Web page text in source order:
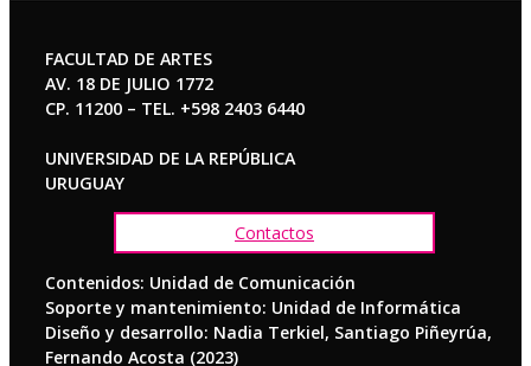
FACULTAD DE ARTES
AV. 18 DE JULIO 1772
CP. 11200 – TEL. +598 2403 6440
UNIVERSIDAD DE LA REPÚBLICA
URUGUAY
Contactos
Contenidos: Unidad de Comunicación
Soporte y mantenimiento: Unidad de Informática
Diseño y desarrollo: Nadia Terkiel, Santiago Piñeyrúa,
Fernando Acosta (2023)